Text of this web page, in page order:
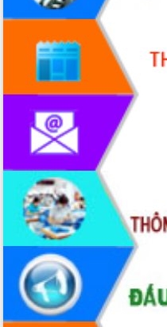
Khơi thông điểm nghẽn, đẩy nhanh
giải ngân vốn khắc phục thiên tai
HĐND tỉnh thông qua điều chỉnh Quy
hoạch tỉnh thời kỳ 2021-2030
Hội thảo góp ý hồ sơ điều chỉnh quy
hoạch tỉnh Đắk Lắk thời kỳ 2021-2030,
tầm nhìn đến năm 2050
Nâng cao hiệu quả hoạt động của các
doanh nghiệp nhà nước
Hội nghị triển khai kết nối mạng
truyền số liệu chuyên dùng phục vụ cơ
quan Đảng, Nhà nước
Lễ phát động chuỗi hoạt động chung
tay làm sạch môi trường
Xã Ea Kar bước chuyển mình trong
công tác cải cách hành chính mô hình
mới
UBND tỉnh họp báo định kỳ tháng 4
năm 2026